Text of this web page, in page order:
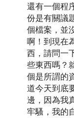
還有一個程
份是有關議
個檔案，並
啊！到現在
西，請問一
些東西嗎？
個是所謂的
道今天到底
邊，因為我
牢騷，我的